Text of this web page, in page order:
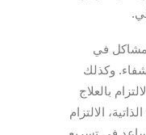
مشاكل في
وكذلك
بالعلاج
الالتزام